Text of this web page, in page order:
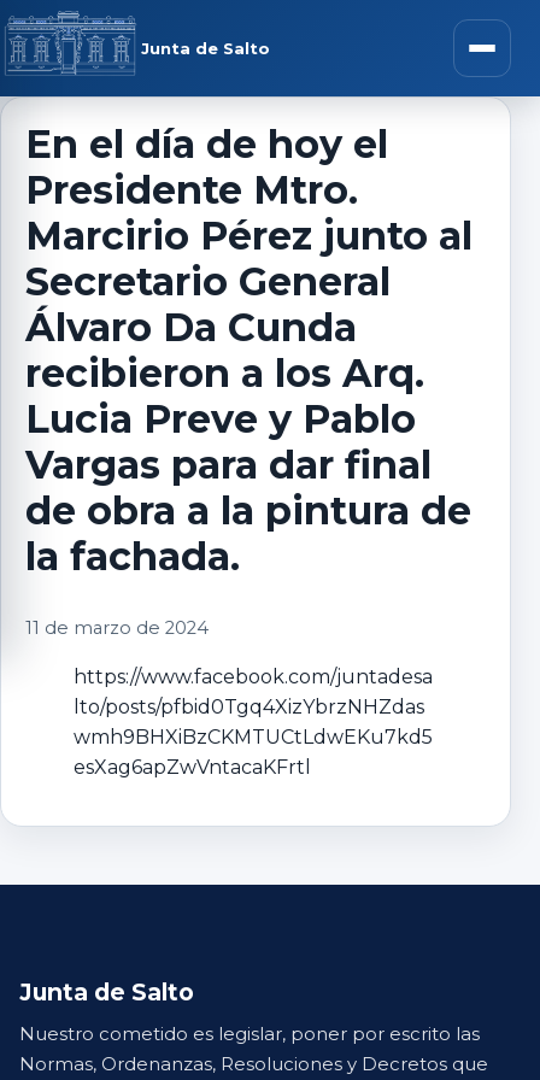
Saltar al contenido
Junta de Salto Abrir
menú
En el día de hoy el
Presidente Mtro.
Marcirio Pérez junto al
Secretario General
Álvaro Da Cunda
recibieron a los Arq.
Lucia Preve y Pablo
Vargas para dar final
de obra a la pintura de
la fachada.
11 de marzo de 2024
https://www.facebook.com/juntadesa
lto/posts/pfbid0Tgq4XizYbrzNHZdas
wmh9BHXiBzCKMTUCtLdwEKu7kd5
esXag6apZwVntacaKFrtl
Junta de Salto
Nuestro cometido es legislar, poner por escrito las
Normas, Ordenanzas, Resoluciones y Decretos que